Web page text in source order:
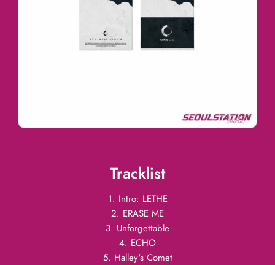
Tracklist
1. Intro: LETHE
2. ERASE ME
3. Unforgettable
4. ECHO
5. Halley's Comet